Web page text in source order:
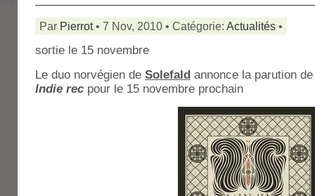
Par Pierrot• 7 Nov, 2010 • Catégorie: Actualités •
sortie le 15 novembre
Le duo norvégien de Solefald annonce la parution
Indie rec pour le 15 novembre prochain